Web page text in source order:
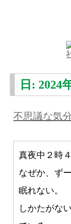
日: 2024
不思議な気
真夜中２時４
なぜか、ず
眠れない。
しかたがな